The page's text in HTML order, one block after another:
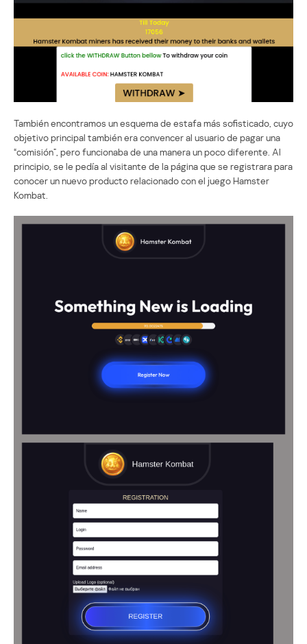
También encontramos un esquema de estafa más sofisticado, cuyo
objetivo principal también era convencer al usuario de pagar una
“comisión”, pero funcionaba de una manera un poco diferente. Al
principio, se le pedía al visitante de la página que se registrara para
conocer un nuevo producto relacionado con el juego Hamster
Kombat.